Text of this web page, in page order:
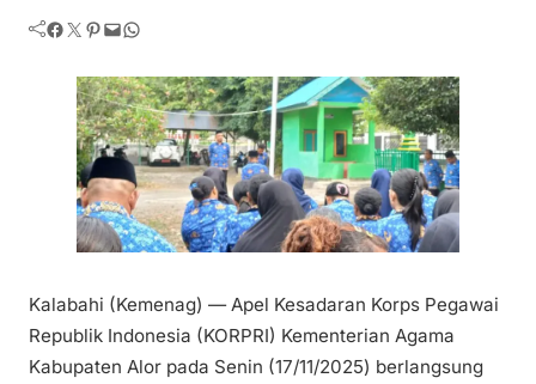
Facebook Twitter Pinterest Mail WhatsApp
Kalabahi (Kemenag) — Apel Kesadaran Korps Pegawai
Republik Indonesia (KORPRI) Kementerian Agama
Kabupaten Alor pada Senin (17/11/2025) berlangsung